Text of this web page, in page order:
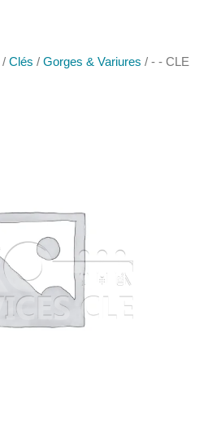
/Clés /Gorges & Variures / - - CLE